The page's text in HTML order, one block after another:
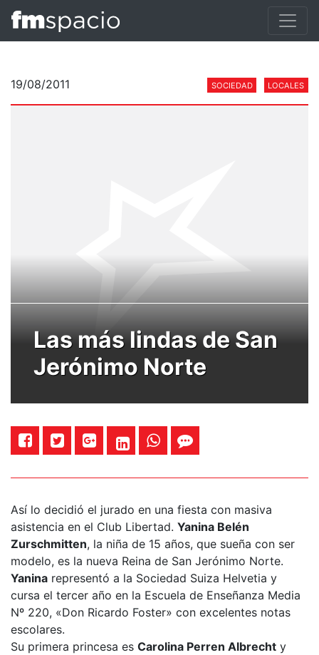
19/08/2011 SOCIEDAD LOCALES
Las más lindas de San
Jerónimo Norte
Así lo decidió el jurado en una fiesta con masiva
asistencia en el Club Libertad. Yanina Belén
Zurschmitten, la niña de 15 años, que sueña con ser
modelo, es la nueva Reina de San Jerónimo Norte.
Yanina representó a la Sociedad Suiza Helvetia y
cursa el tercer año en la Escuela de Enseñanza Media
Nº 220, «Don Ricardo Foster» con excelentes notas
escolares.
Su primera princesa es Carolina Perren Albrecht y